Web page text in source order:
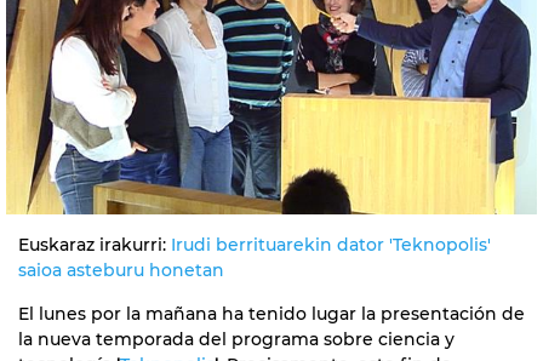
Euskaraz irakurri: Irudi berrituarekin dator 'Teknopolis'
saioa asteburu honetan
El lunes por la mañana ha tenido lugar la presentación de
la nueva temporada del programa sobre ciencia y